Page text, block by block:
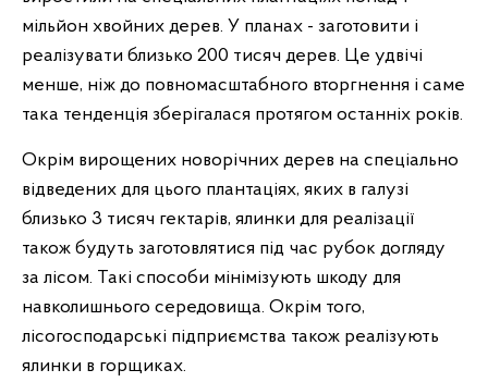
мільйон хвойних дерев. У планах - заготовити і
реалізувати близько 200 тисяч дерев. Це удвічі
менше, ніж до повномасштабного вторгнення і саме
така тенденція зберігалася протягом останніх років.
Окрім вирощених новорічних дерев на спеціально
відведених для цього плантаціях, яких в галузі
близько 3 тисяч гектарів, ялинки для реалізації
також будуть заготовлятися під час рубок догляду
за лісом. Такі способи мінімізують шкоду для
навколишнього середовища. Окрім того,
лісогосподарські підприємства також реалізують
ялинки в горщиках.